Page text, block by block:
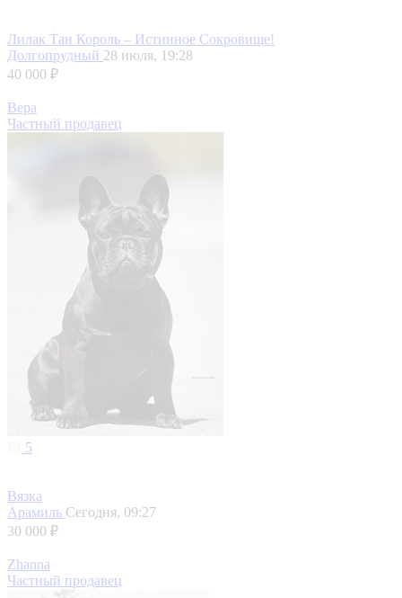
Лилак Тан Король – Истинное Сокровище!
Долгопрудный 28 июля, 19:28
40 000 ₽
Вера
Частный продавец
5
Вязка
Арамиль Сегодня, 09:27
30 000 ₽
Zhanna
Частный продавец